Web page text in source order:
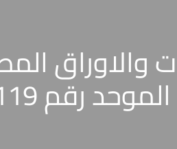
والاوراق
119 لسنة 2008